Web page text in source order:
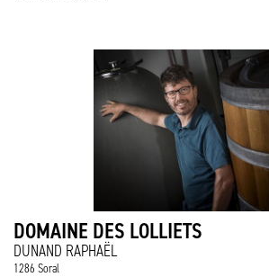
DOMAINE DES LOLLIETS
DUNAND RAPHAËL
1286 Soral